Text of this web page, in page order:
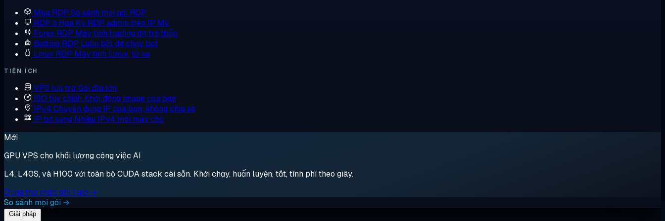
Mua RDP So sánh mọi gói RDP
RDP ở Hoa Kỳ RDP admin trên IP Mỹ
Forex RDP Máy tính trading độ trễ thấp
Botting RDP Luôn bật để chạy bot
Linux RDP Máy tính Linux, từ xa
TIỆN ÍCH
VPS lưu trữGói đĩa lớn
ISO tùy chỉnh Khởi động image của bạn
IPv4 Chuyên dụng IP của bạn, không chia sẻ
IP bổ sung Nhiều IPv4 mỗi máy chủ
Mới
GPU VPS cho khối lượng công việc AI
L4, L40S, và H100 với toàn bộ CUDA stack cài sẵn. Khởi chạy, huấn luyện, tắt, tính phí theo giây.
Dùng thử miễn phí 1 giờ →
So sánh mọi gói →